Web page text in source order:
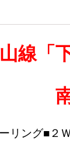
線「
リング■２